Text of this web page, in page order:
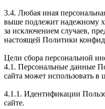
3.4. Любая иная
выше подлежит надежному
за исключением случаев,
настоящей Политики
Цели сбора персональной
4.1. Персональные данные
сайта может использовать в
4.1.1. Идентификации
сайте.